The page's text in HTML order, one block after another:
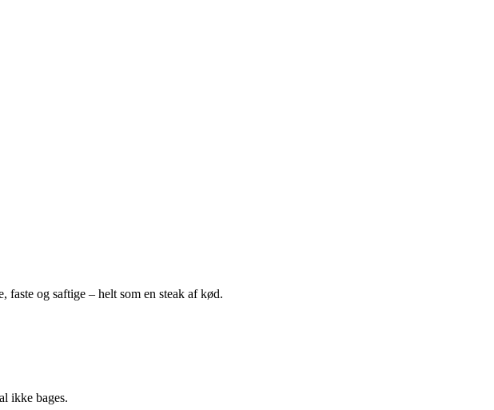
faste og saftige – helt som en steak af kød.
ikke bages.